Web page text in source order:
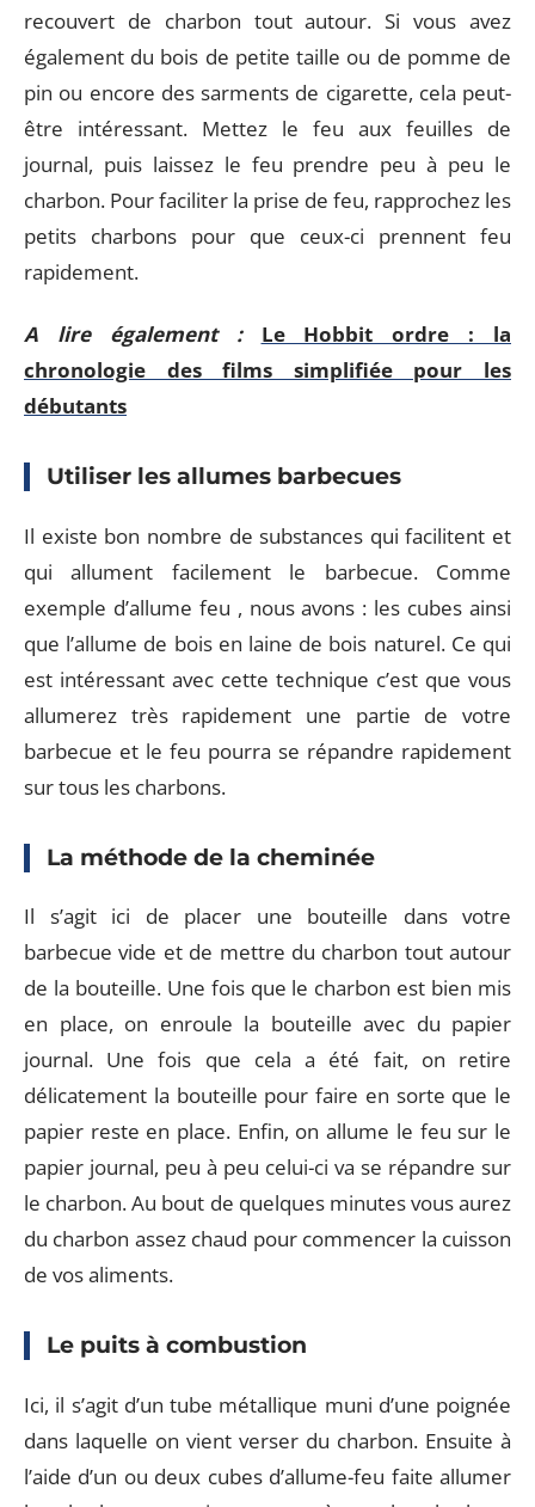
recouvert de charbon tout autour. Si vous avez
également du bois de petite taille ou de pomme de
pin ou encore des sarments de cigarette, cela peut-
être intéressant. Mettez le feu aux feuilles de
journal, puis laissez le feu prendre peu à peu le
charbon. Pour faciliter la prise de feu, rapprochez les
petits charbons pour que ceux-ci prennent feu
rapidement.
A lire également :
Le Hobbit ordre : la
chronologie des films simplifiée pour les
débutants
Utiliser les allumes barbecues
Il existe bon nombre de substances qui facilitent et
qui allument facilement le barbecue. Comme
exemple d’allume feu , nous avons : les cubes ainsi
que l’allume de bois en laine de bois naturel. Ce qui
est intéressant avec cette technique c’est que vous
allumerez très rapidement une partie de votre
barbecue et le feu pourra se répandre rapidement
sur tous les charbons.
La méthode de la cheminée
Il s’agit ici de placer une bouteille dans votre
barbecue vide et de mettre du charbon tout autour
de la bouteille. Une fois que le charbon est bien mis
en place, on enroule la bouteille avec du papier
journal. Une fois que cela a été fait, on retire
délicatement la bouteille pour faire en sorte que le
papier reste en place. Enfin, on allume le feu sur le
papier journal, peu à peu celui-ci va se répandre sur
le charbon. Au bout de quelques minutes vous aurez
du charbon assez chaud pour commencer la cuisson
de vos aliments.
Le puits à combustion
Ici, il s’agit d’un tube métallique muni d’une poignée
dans laquelle on vient verser du charbon. Ensuite à
l’aide d’un ou deux cubes d’allume-feu faite allumer